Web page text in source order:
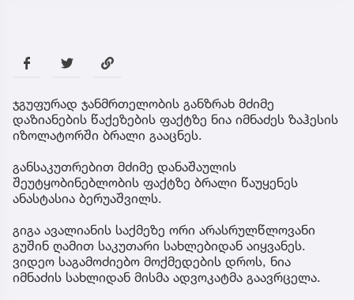
ჯგუფურად ჯანმრთელობის განზრახ მძიმე
დაზიანების წაქეზების ფაქტზე ნია იმნაძეს ზაჰესის
იზოლატორში ბრალი გააცნეს.
განსაკუთრებით მძიმე დანაშაულის
შეუტყობინებლობის ფაქტზე ბრალი წაუყენეს
ანასტასია ბერუაშვილს.
გიგა ავალიანის საქმეზე ორი არასრულწლოვანი
გუშინ ღამით საკუთარი სახლებიდან აიყვანეს.
ვიდეო საგამოძიებო მოქმედების დროს, ნია
იმნაძის სახლიდან მისმა ადვოკატმა გაავრცელა.